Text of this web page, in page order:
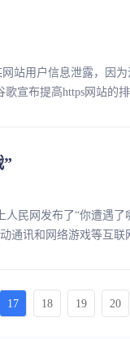
站用户信息泄露，因
宣布提高https网站的
网发布了“你遭遇了
通讯和网络游戏等互联
17 18 19 20